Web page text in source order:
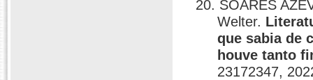
20. SOARES
Welter.
que sabia de
houve tanto
23172347,